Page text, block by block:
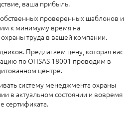
ваша прибыль.
проверенных шаблонов и
к минимуму время на
труда в вашей компании.
Предлагаем цену, которая вас
по OHSAS 18001 проводим в
центре.
систему менеджмента охраны
в актуальном состоянии и вовремя
сертификата.